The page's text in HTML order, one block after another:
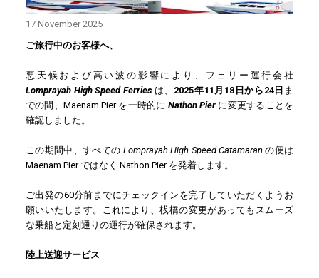
17 November 2025
ご旅行中のお客様へ、
悪天候および高い波の影響により、フェリー運行会社
Lomprayah High Speed Ferries は、 2025年11月18日から24日 ま
での間、Maenam Pier を一時的に Nathon Pier に変更することを
確認しました。
この期間中、すべての Lomprayah High Speed Catamaranの便は
Maenam Pier ではなく Nathon Pier を発着します。
ご出発の60分前までにチェックインを完了していただくようお
願いいたします。これにより、桟橋の変更があってもスムーズ
な乗船と定刻通りの運行が確保されます。
陸上送迎サービス